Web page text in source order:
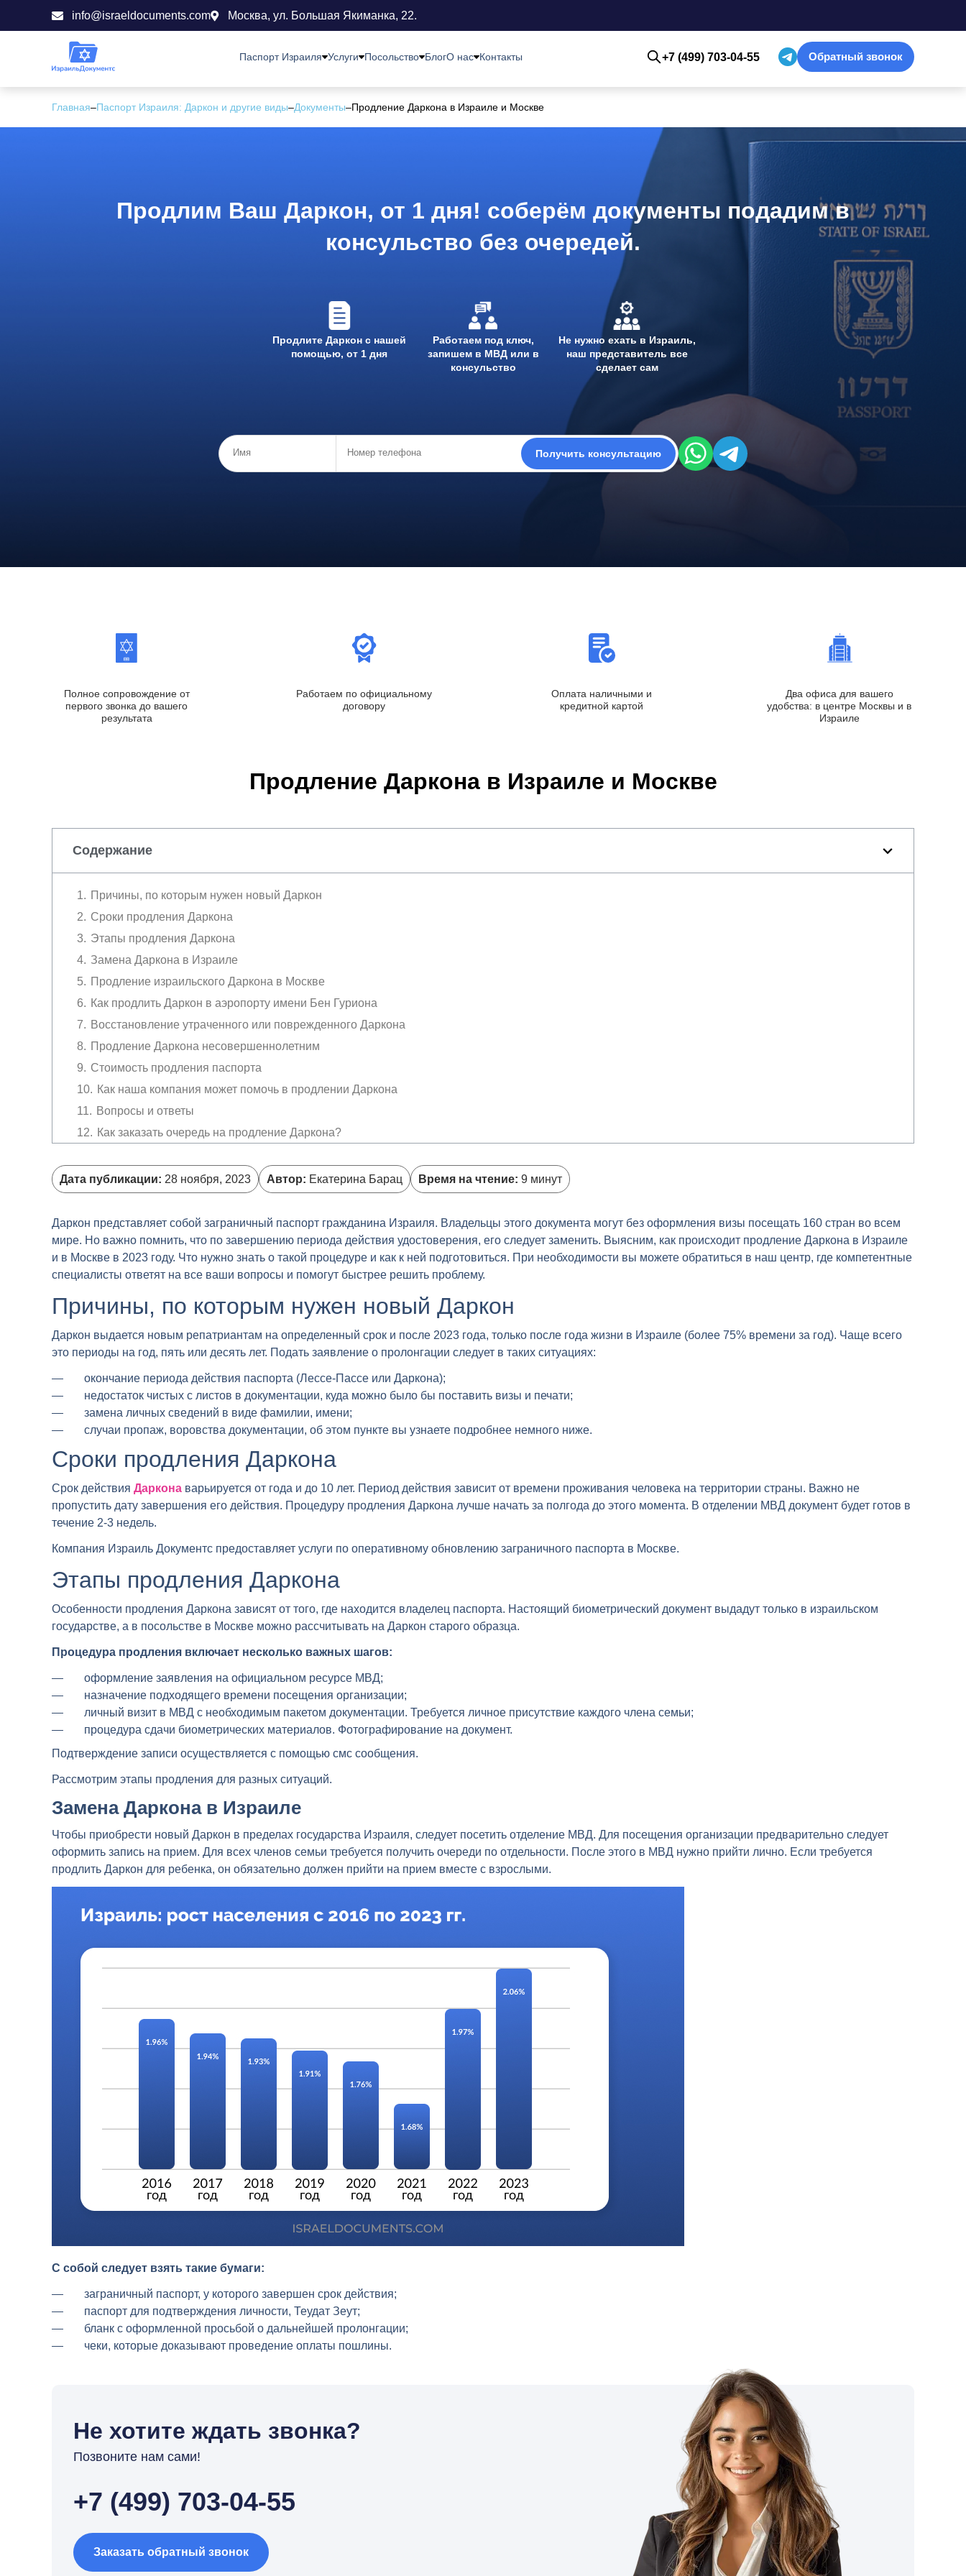
info@israeldocuments.com Москва, ул. Большая Якиманка, 22.
Паспорт Израиля Услуги Посольство БлогО нас Контакты +7 (499) 703-04-55 Обратный звонок
Главная–Паспорт Израиля: Даркон и другие виды–Документы–Продление Даркона в Израиле и Москве
Продлим Ваш Даркон, от 1 дня! соберём документы подадим в
консульство без очередей.
Продлите Даркон с нашей
помощью, от 1 дня
Работаем под ключ,
запишем в МВД или в
консульство
Не нужно ехать в Израиль,
наш представитель все
сделает сам
Получить консультацию
Полное сопровождение от
первого звонка до вашего
результата
Работаем по официальному
договору
Оплата наличными и
кредитной картой
Два офиса для вашего
удобства: в центре Москвы и в
Израиле
Продление Даркона в Израиле и Москве
Содержание
Причины, по которым нужен новый Даркон
Сроки продления Даркона
Этапы продления Даркона
Замена Даркона в Израиле
Продление израильского Даркона в Москве
Как продлить Даркон в аэропорту имени Бен Гуриона
Восстановление утраченного или поврежденного Даркона
Продление Даркона несовершеннолетним
Стоимость продления паспорта
Как наша компания может помочь в продлении Даркона
Вопросы и ответы
Как заказать очередь на продление Даркона?
Можно ли выехать из Израиля без Даркона?
Как продлить биометрический Даркон в России?
Дата публикации: 28 ноября, 2023 Автор: Екатерина Барац Время на чтение: 9 минут
Даркон представляет собой заграничный паспорт гражданина Израиля. Владельцы этого документа могут без оформления визы посещать 160 стран во всем
мире. Но важно помнить, что по завершению периода действия удостоверения, его следует заменить. Выясним, как происходит продление Даркона в Израиле
и в Москве в 2023 году. Что нужно знать о такой процедуре и как к ней подготовиться. При необходимости вы можете обратиться в наш центр, где компетентные
специалисты ответят на все ваши вопросы и помогут быстрее решить проблему.
Причины, по которым нужен новый Даркон
Даркон выдается новым репатриантам на определенный срок и после 2023 года, только после года жизни в Израиле (более 75% времени за год). Чаще всего
это периоды на год, пять или десять лет. Подать заявление о пролонгации следует в таких ситуациях:
окончание периода действия паспорта (Лессе-Пассе или Даркона);
недостаток чистых с листов в документации, куда можно было бы поставить визы и печати;
замена личных сведений в виде фамилии, имени;
случаи пропаж, воровства документации, об этом пункте вы узнаете подробнее немного ниже.
Сроки продления Даркона
Срок действия Даркона варьируется от года и до 10 лет. Период действия зависит от времени проживания человека на территории страны. Важно не
пропустить дату завершения его действия. Процедуру продления Даркона лучше начать за полгода до этого момента. В отделении МВД документ будет готов в
течение 2-3 недель.
Компания Израиль Документс предоставляет услуги по оперативному обновлению заграничного паспорта в Москве.
Этапы продления Даркона
Особенности продления Даркона зависят от того, где находится владелец паспорта. Настоящий биометрический документ выдадут только в израильском
государстве, а в посольстве в Москве можно рассчитывать на Даркон старого образца.
Процедура продления включает несколько важных шагов:
оформление заявления на официальном ресурсе МВД;
назначение подходящего времени посещения организации;
личный визит в МВД с необходимым пакетом документации. Требуется личное присутствие каждого члена семьи;
процедура сдачи биометрических материалов. Фотографирование на документ.
Подтверждение записи осуществляется с помощью смс сообщения.
Рассмотрим этапы продления для разных ситуаций.
Замена Даркона в Израиле
Чтобы приобрести новый Даркон в пределах государства Израиля, следует посетить отделение МВД. Для посещения организации предварительно следует
оформить запись на прием. Для всех членов семьи требуется получить очереди по отдельности. После этого в МВД нужно прийти лично. Если требуется
продлить Даркон для ребенка, он обязательно должен прийти на прием вместе с взрослыми.
С собой следует взять такие бумаги:
заграничный паспорт, у которого завершен срок действия;
паспорт для подтверждения личности, Теудат Зеут;
бланк с оформленной просьбой о дальнейшей пролонгации;
чеки, которые доказывают проведение оплаты пошлины.
Не хотите ждать звонка?
Позвоните нам сами!
+7 (499) 703-04-55
Заказать обратный звонок